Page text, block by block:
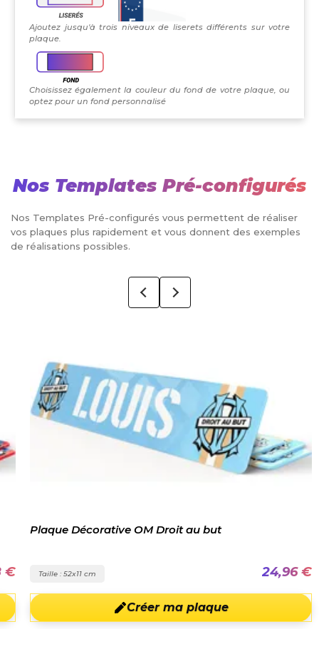
Ajoutez jusqu'à trois niveaux de liserets différents sur votre
plaque.
Choisissez également la couleur du fond de votre plaque, ou
optez pour un fond personnalisé
Nos Templates Pré-configurés
Nos Templates Pré-configurés vous permettent de réaliser
vos plaques plus rapidement et vous donnent des exemples
de réalisations possibles.
€
Plaque Décorative OM Droit au but
Taille : 52x11 cm 24,96 €
Créer ma plaque